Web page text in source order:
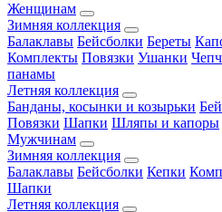
Женщинам
Зимняя коллекция
Балаклавы Бейсболки Береты
Комплекты Повязки Ушанки
панамы
Летняя коллекция
Банданы, косынки и козырьки
Повязки Шапки Шляпы и капоры
Мужчинам
Зимняя коллекция
Балаклавы Бейсболки Кепки
Шапки
Летняя коллекция